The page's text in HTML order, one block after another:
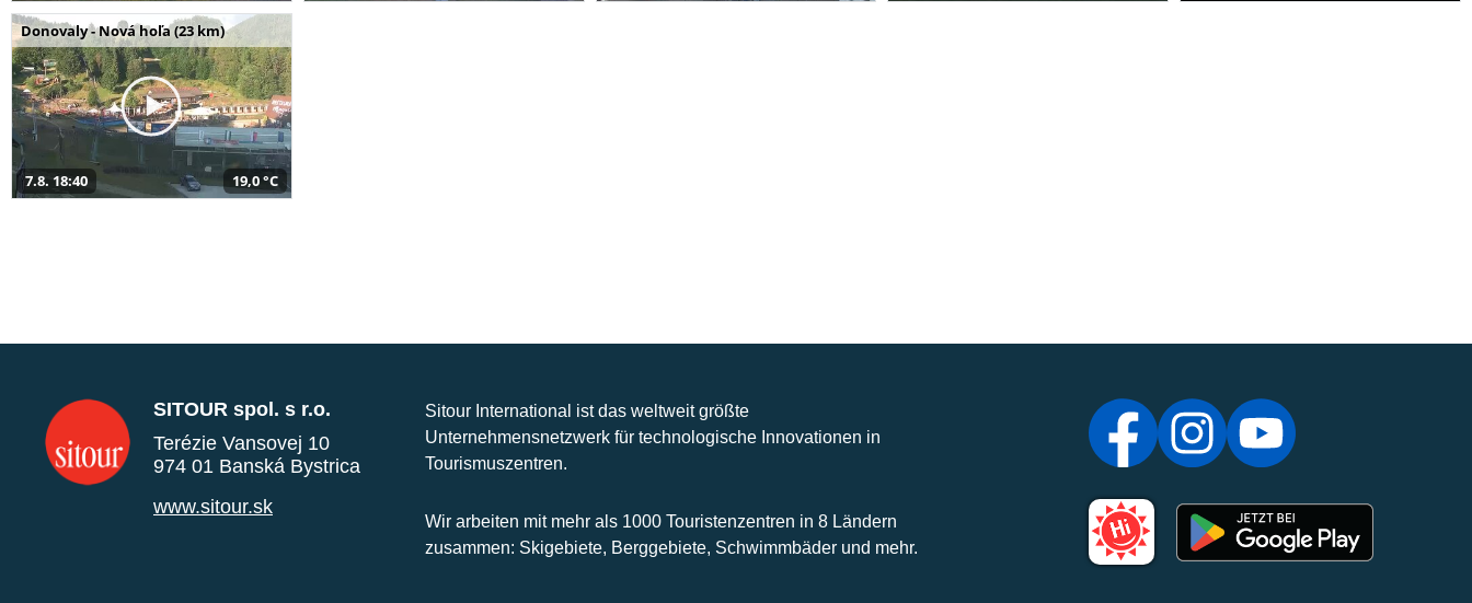
Donovaly - Nová hoľa (23 km)
7.8. 18:40 19,0 °C
SITOUR spol. s r.o.
Terézie Vansovej 10
974 01 Banská Bystrica
www.sitour.sk
Sitour International ist das weltweit größte
Unternehmensnetzwerk für technologische Innovationen in
Tourismuszentren.
Wir arbeiten mit mehr als 1000 Touristenzentren in 8 Ländern
zusammen: Skigebiete, Berggebiete, Schwimmbäder und mehr.